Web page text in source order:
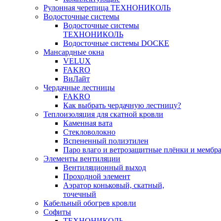
Рулонная черепица ТЕХНОНИКОЛЬ
Водосточные системы
Водосточные системы
ТЕХНОНИКОЛЬ
Водосточные системы DOCKE
Мансардные окна
VELUX
FAKRO
ВиЛайт
Чердачные лестницы
FAKRO
Как выбрать чердачную лестницу?
Теплоизоляция для скатной кровли
Каменная вата
Стекловолокно
Вспененный полиэтилен
Паро влаго и ветрозащитные плёнки и
Элементы вентиляции
Вентиляционный выход
Проходной элемент
Аэратор коньковый, скатный,
точечный
Кабельный обогрев кровли
Софиты